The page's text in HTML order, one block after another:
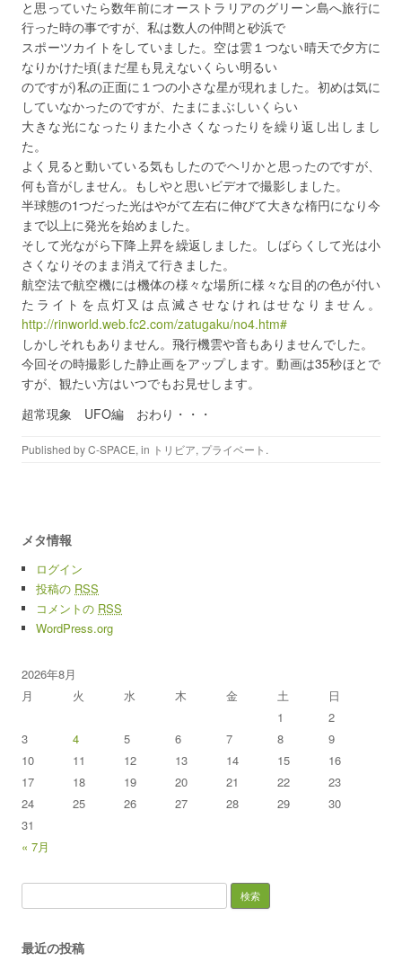
と思っていたら数年前にオーストラリアのグリーン島へ旅行に
行った時の事ですが、私は数人の仲間と砂浜で
スポーツカイトをしていました。空は雲１つない晴天で夕方に
なりかけた頃(まだ星も見えないくらい明るい
のですが)私の正面に１つの小さな星が現れました。初めは気に
していなかったのですが、たまにまぶしいくらい
大きな光になったりまた小さくなったりを繰り返し出しまし
た。
よく見ると動いている気もしたのでヘリかと思ったのですが、
何も音がしません。もしやと思いビデオで撮影しました。
半球態の1つだった光はやがて左右に伸びて大きな楕円になり今
まで以上に発光を始めました。
そして光ながら下降上昇を繰返しました。しばらくして光は小
さくなりそのまま消えて行きました。
航空法で航空機には機体の様々な場所に様々な目的の色が付い
たライトを点灯又は点滅させなけれはせなりません。
http://rinworld.web.fc2.com/zatugaku/no4.htm#
しかしそれもありません。飛行機雲や音もありませんでした。
今回その時撮影した静止画をアップします。動画は35秒ほとで
すが、観たい方はいつでもお見せします。
超常現象 UFO編 おわり・・・
Published byC-SPACE, in トリビア, プライベート .
メタ情報
ログイン
投稿の RSS
コメントの RSS
WordPress.org
2026年8月
月
火 水 木 金 土 日
« 7月
1
2
3
4 5 6 7 8
9
10
11 12 13 14 15
16
17
18 19 20 21 22
23
24
25 26 27 28 29
30
31
最近の投稿